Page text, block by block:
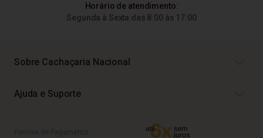
Horário de atendimento:
Segunda à Sexta das 8:00 às 17:00
Sobre Cachaçaria Nacional
Ajuda e Suporte